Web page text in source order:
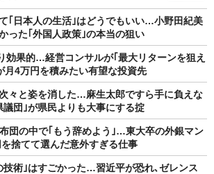
｢日本人の生活｣はどうでもいい…小野田紀美
った｢外国人政策｣の本当の狙い
効果的…経営コンサルが｢最大リターンを狙え
月4万円を積みたい有望な投資先
々と姿を消した…麻生太郎ですら手に負えな
議団｣が県民よりも大事にする掟
団の中で｢もう辞めよう｣…東大卒の外銀マン
捨てて選んだ意外すぎる仕事
技術｣はすごかった…習近平が恐れ､ゼレンス